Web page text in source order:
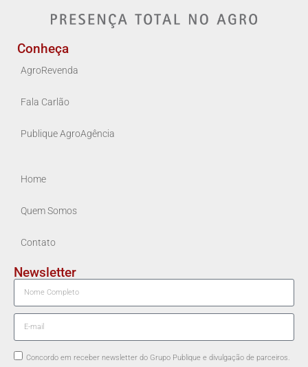
Conheça
AgroRevenda
Fala Carlão
Publique AgroAgência
Home
Quem Somos
Contato
Newsletter
Concordo em receber newsletter do Grupo Publique e divulgação de parceiros.